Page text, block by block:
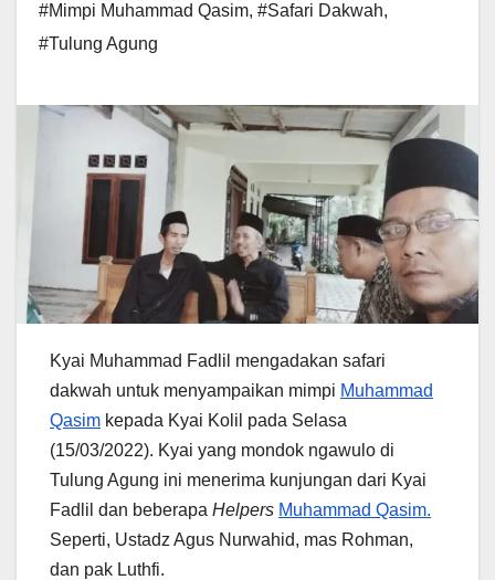
#Mimpi Muhammad Qasim, #Safari Dakwah,
#Tulung Agung
Kyai Muhammad Fadlil mengadakan safari
dakwah untuk menyampaikan mimpi Muhammad
Qasim kepada Kyai Kolil pada Selasa
(15/03/2022). Kyai yang mondok ngawulo di
Tulung Agung ini menerima kunjungan dari Kyai
Fadlil dan beberapa Helpers Muhammad Qasim.
Seperti, Ustadz Agus Nurwahid, mas Rohman,
dan pak Luthfi.